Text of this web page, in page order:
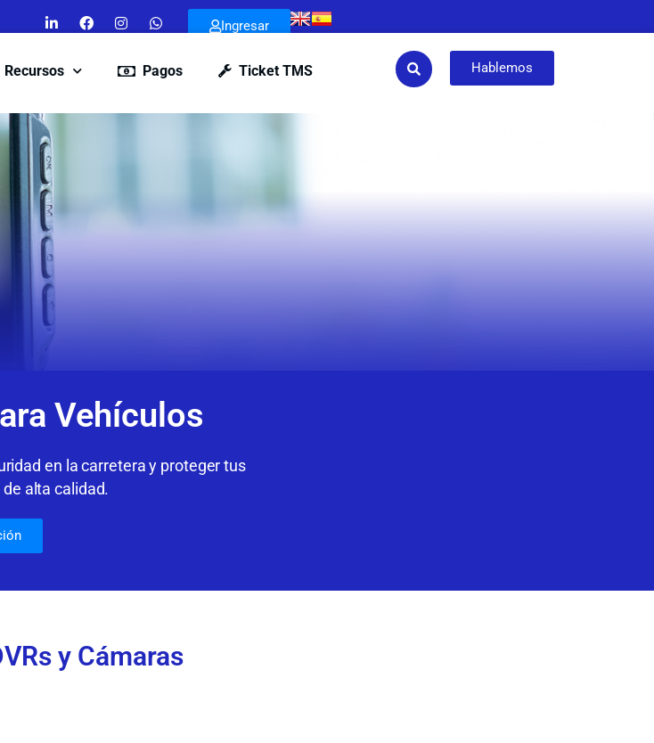
Ingresar
Recursos Pagos Ticket TMS Hablemos
Vehículos
en la carretera y proteger tus
alta calidad.
y Cámaras